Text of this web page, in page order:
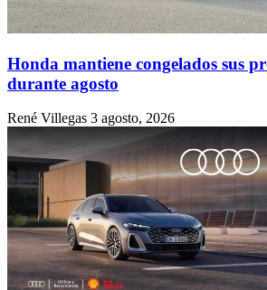
Honda mantiene congelados sus
durante agosto
René Villegas 3 agosto, 2026